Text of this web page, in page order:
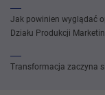
Jak powinien wyglądać
Działu Produkcji
Transformacja zaczyna